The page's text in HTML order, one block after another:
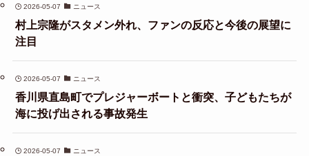
2026-05-07 ニュース
村上宗隆がスタメン外れ、ファンの反応と今後の展望に
注目
2026-05-07 ニュース
香川県直島町でプレジャーボートと衝突、子どもたちが
海に投げ出される事故発生
2026-05-07 ニュース